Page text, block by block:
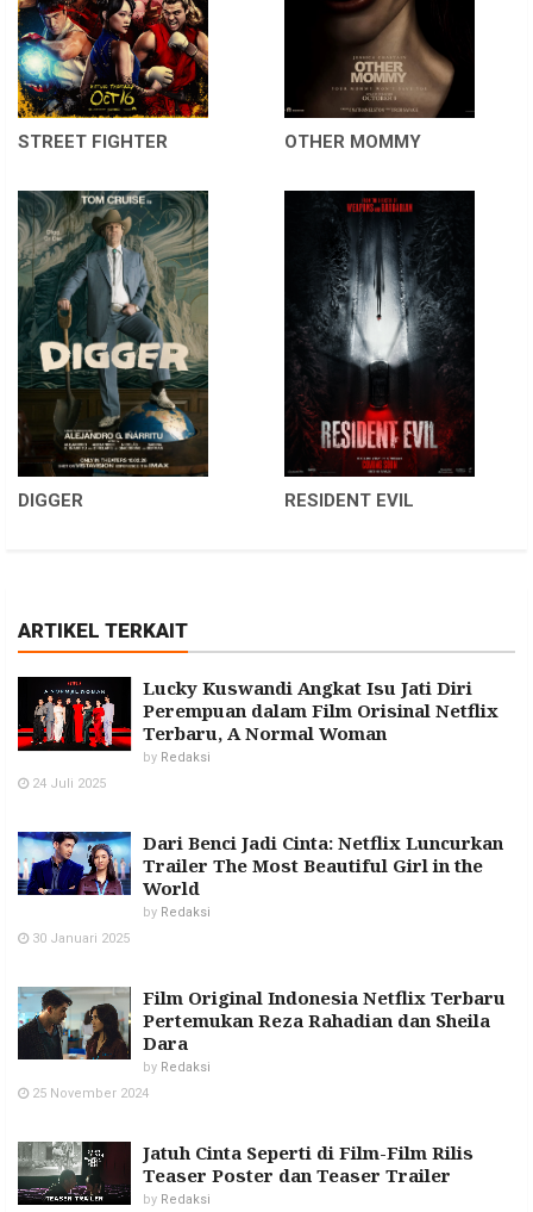
STREET FIGHTER OTHER MOMMY
DIGGER RESIDENT EVIL
ARTIKEL TERKAIT
Lucky Kuswandi Angkat Isu Jati Diri
Perempuan dalam Film Orisinal Netflix
Terbaru, A Normal Woman
by Redaksi
24 Juli 2025
Dari Benci Jadi Cinta: Netflix Luncurkan
Trailer The Most Beautiful Girl in the
World
by Redaksi
30 Januari 2025
Film Original Indonesia Netflix Terbaru
Pertemukan Reza Rahadian dan Sheila
Dara
by Redaksi
25 November 2024
Jatuh Cinta Seperti di Film-Film Rilis
Teaser Poster dan Teaser Trailer
by Redaksi